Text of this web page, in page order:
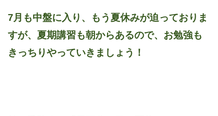
7月も中盤に入り、もう夏休みが迫っておりま
すが、夏期講習も朝からあるので、お勉強も
きっちりやっていきましょう！